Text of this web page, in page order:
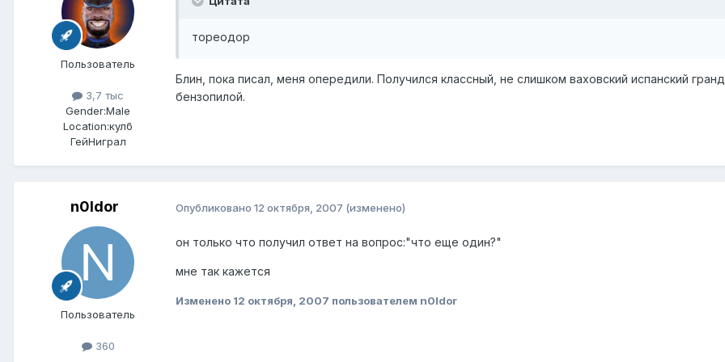
Пользователь
3,7 тыс
Gender:Male
Location:кулб
ГейНиграл
тореодор
Блин, пока писал, меня опередили. Получился классный, не слишком ваховский испанский
бензопилой.
n0ldor
Пользователь
360
Опубликовано 12 октября, 2007 (изменено)
он только что получил ответ на вопрос:"что еще один?"
мне так кажется
Изменено 12 октября, 2007 пользователем n0ldor